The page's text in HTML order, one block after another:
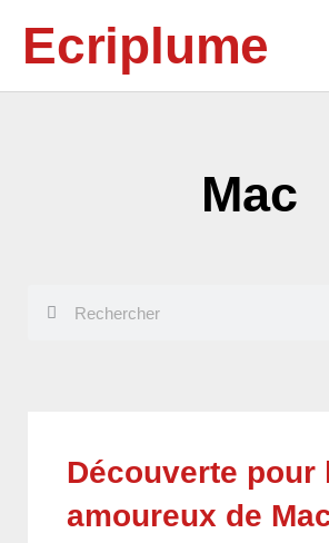
contenuEcriplume
Mac
Découverte pour
amoureux de